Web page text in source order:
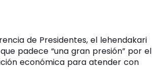
de Presidentes, el lehendakari
padece “una gran presión” por el
económica para atender con